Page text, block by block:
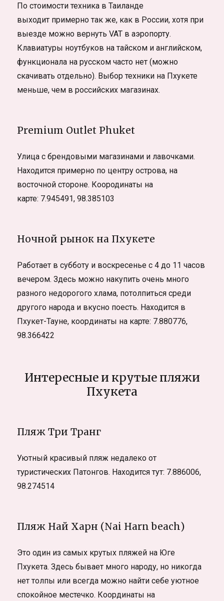
По стоимости техника в Таиланде
выходит примерно так же, как в России, хотя при
выезде можно вернуть VAT в аэропорту.
Клавиатуры ноутбуков на тайском и английском,
функционала на русском часто нет (можно
скачивать отдельно). Выбор техники на Пхукете
меньше, чем в российских магазинах.
Premium Outlet Phuket
Улица с брендовыми магазинами и лавочками.
Находится примерно по центру острова, на
восточной стороне. Коородинаты на
карте: 7.945491, 98.385103
Ночной рынок на Пхукете
Работает в субботу и воскресенье с 4 до 11 часов
вечером. Здесь можно накупить очень много
разного недорогого хлама, потолпиться среди
другого народа и вкусно поесть. Находится в
Пхукет-Тауне, координаты на карте: 7.880776,
98.366422
Интересные и крутые пляжи
Пхукета
Пляж Три Транг
Уютный красивый пляж недалеко от
туристических Патонгов. Находится тут: 7.886006,
98.274514
Пляж Най Харн (Nai Harn beach)
Это один из самых крутых пляжей на Юге
Пхукета. Здесь бывает много народу, но никогда
нет толпы или всегда можно найти себе уютное
спокойное местечко. Координаты на